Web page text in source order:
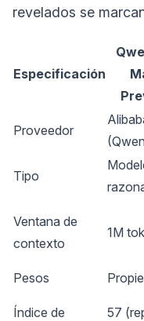
revelados se
Especificación
Proveedor
Tipo
Ventana de
contexto
1M
Pesos
Índice de
57